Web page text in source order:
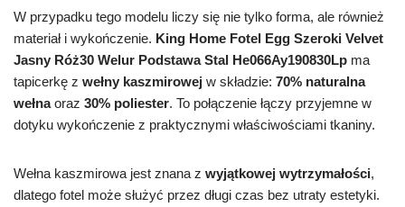
W przypadku tego modelu liczy się nie tylko forma, ale również
materiał i wykończenie. King Home Fotel Egg Szeroki Velvet
Jasny Róż30 Welur Podstawa Stal He066Ay190830Lp ma
tapicerkę z wełny kaszmirowej w składzie: 70% naturalna
wełnaoraz 30% poliester. To połączenie łączy przyjemne w
dotyku wykończenie z praktycznymi właściwościami tkaniny.
Wełna kaszmirowa jest znana z wyjątkowej wytrzymałości,
dlatego fotel może służyć przez długi czas bez utraty estetyki.